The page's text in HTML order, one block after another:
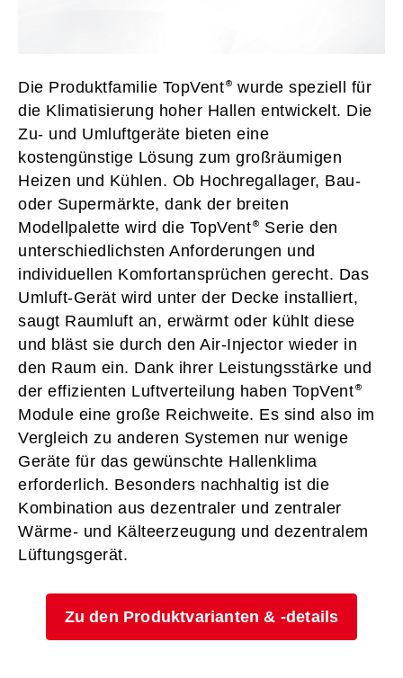
Die Produktfamilie TopVent
wurde speziell für
die Klimatisierung hoher Hallen entwickelt. Die
Zu- und Umluftgeräte bieten eine
kostengünstige Lösung zum großräumigen
Heizen und Kühlen. Ob Hochregallager, Bau-
oder Supermärkte, dank der breiten
Modellpalette wird die TopVent
Serie den
unterschiedlichsten Anforderungen und
individuellen Komfortansprüchen gerecht. Das
Umluft-Gerät wird unter der Decke installiert,
saugt Raumluft an, erwärmt oder kühlt diese
und bläst sie durch den Air-Injector wieder in
den Raum ein. Dank ihrer Leistungsstärke und
der effizienten Luftverteilung haben TopVent
Module eine große Reichweite. Es sind also im
Vergleich zu anderen Systemen nur wenige
Geräte für das gewünschte Hallenklima
erforderlich. Besonders nachhaltig ist die
Kombination aus dezentraler und zentraler
Wärme- und Kälteerzeugung und dezentralem
Lüftungsgerät.
Zu den Produktvarianten & -details